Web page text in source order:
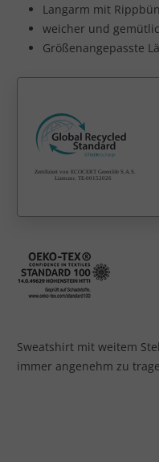
Langarm mit
weicher und
Größenangepasste
Sweatshirt mit weitem
immer angenehm zu